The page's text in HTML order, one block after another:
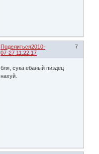
Поделиться 7
2010-
07-27 11:22:17
бля, сука ебаный пиздец
нахуй.